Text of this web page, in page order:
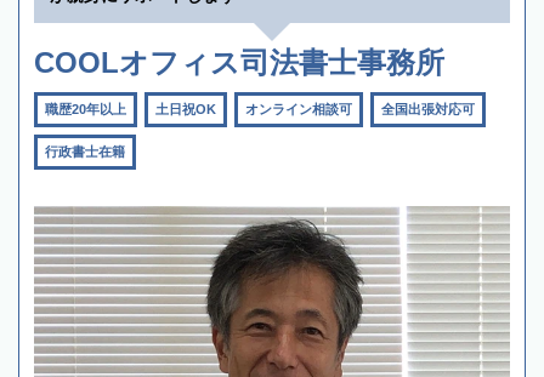
COOLオフィス司法書士事務所
職歴20年以上 土日祝OK オンライン相談可 全国出張対応可
行政書士在籍